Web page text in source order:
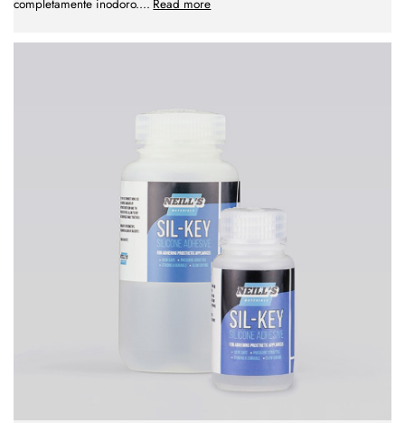
completamente inodoro.... Read more